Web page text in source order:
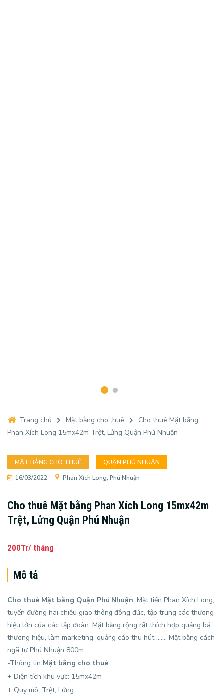
Trang chủ Mặt bằng cho thuê
Cho thuê Mặt bằng
Phan Xích Long 15mx42m Trệt, Lửng Quận Phú Nhuận
MẶT BẰNG CHO THUÊ
QUẬN PHÚ NHUẬN
16/03/2022
Phan Xích Long, Phú Nhuận
Cho thuê Mặt bằng Phan Xích Long 15mx42m
Trệt, Lửng Quận Phú Nhuận
200Tr/ tháng
Mô tả
Cho thuê Mặt bằng Quận Phú Nhuận, Mặt tiền Phan Xích Long,
tuyến đường hai chiều giao thông đông đúc, tập trung các thương
hiệu lớn của các tập đoàn. Mặt bằng rộng rất thích hợp quảng bá
thương hiệu, làm marketing, quảng cáo thu hút ……. Mặt bằng cách
ngã tư Phú Nhuận 800m
-Thông tin Mặt bằng cho thuê:
+ Diện tích khu vực: 15mx42m
+ Quy mô: Trệt, Lửng